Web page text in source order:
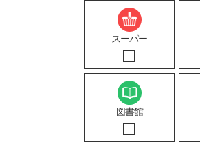
スーパー
図書館